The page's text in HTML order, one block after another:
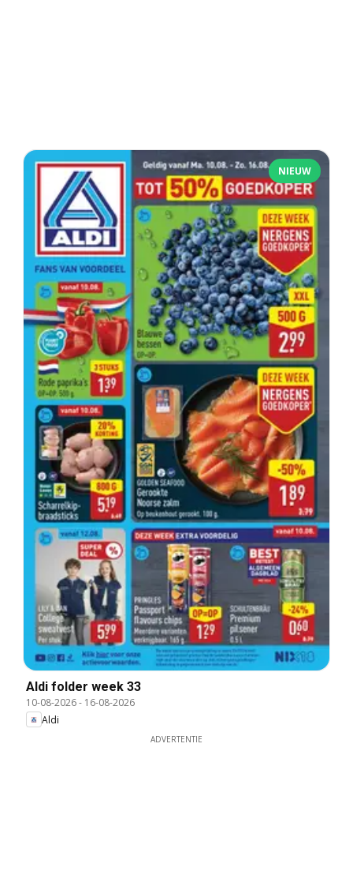
NIEUW
Aldi folder week 33
10-08-2026- 16-08-2026
Aldi
ADVERTENTIE